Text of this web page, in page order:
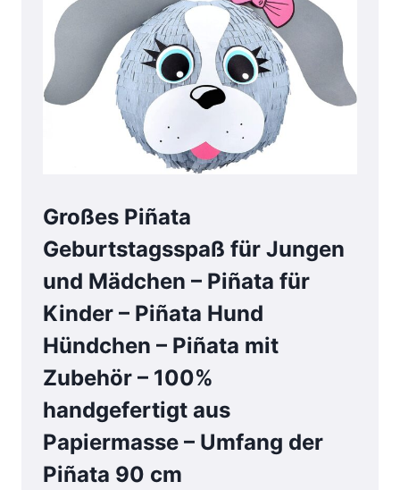
Großes Piñata
Geburtstagsspaß für Jungen
und Mädchen – Piñata für
Kinder – Piñata Hund
Hündchen – Piñata mit
Zubehör – 100%
handgefertigt aus
Papiermasse – Umfang der
Piñata 90 cm